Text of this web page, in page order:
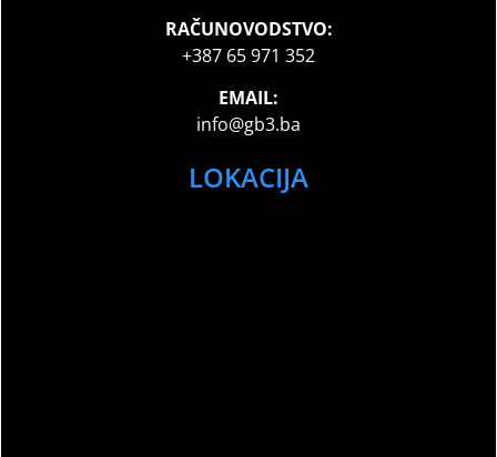
RAČUNOVODSTVO:
+387 65 971 352
EMAIL:
info@gb3.ba
LOKACIJA